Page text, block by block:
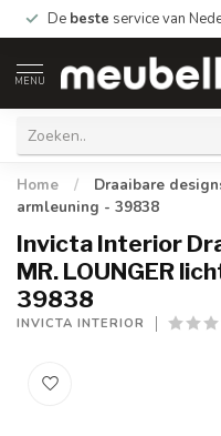
De beste service van
MENU
Home /
Draaibare
armleuning - 39838
Invicta Interior
MR. LOUNGER
39838
INVICTA INTERIOR